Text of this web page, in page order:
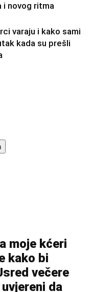
i novog ritma
varaju i kako sami
kada su prešli
moje kćeri
kako bi
večere
da